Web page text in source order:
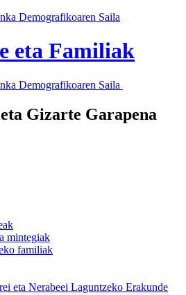
Demografikoaren Saila
eta Familiak
Demografikoaren Saila
Gizarte Garapena
mintegiak
familiak
eta Nerabeei Laguntzeko Erakunde